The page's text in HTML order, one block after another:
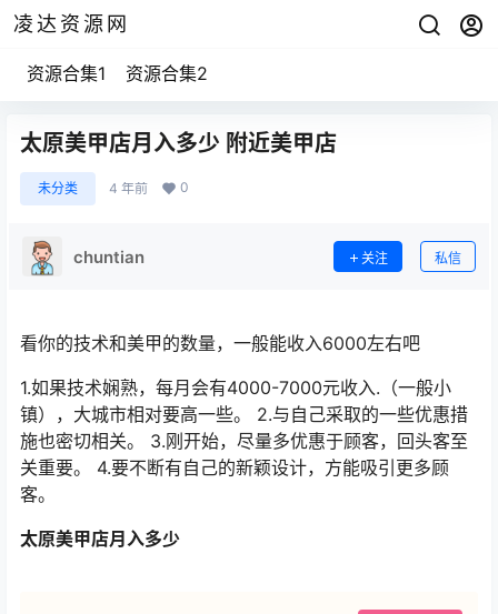
凌达资源网
资源合集1 资源合集2
太原美甲店月入多少 附近美甲店
未分类 4 年前 0
chuntian 关注 私信
看你的技术和美甲的数量，一般能收入6000左右吧
1.如果技术娴熟，每月会有4000-7000元收入.（一般小
镇），大城市相对要高一些。 2.与自己采取的一些优惠措
施也密切相关。 3.刚开始，尽量多优惠于顾客，回头客至
关重要。 4.要不断有自己的新颖设计，方能吸引更多顾
客。
太原美甲店月入多少